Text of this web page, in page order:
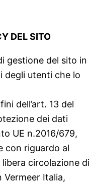
DEL SITO
gestione del sito in
degli utenti che lo
dell’art. 13 del
dei dati
UE n.2016/679,
con riguardo al
circolazione di
Italia,